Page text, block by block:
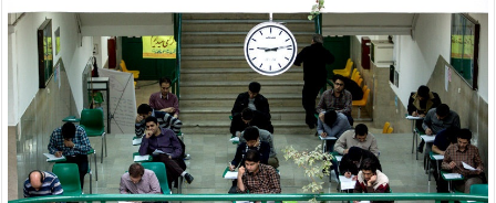
دانشگاه
آزاد
از
طریق
آزمون
سراسری